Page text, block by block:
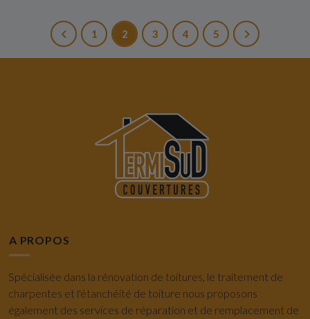
1 2 3 4 5
A PROPOS
Spécialisée dans la rénovation de toitures, le traitement de
charpentes et l'étanchéité de toiture nous proposons
également des services de réparation et de remplacement de